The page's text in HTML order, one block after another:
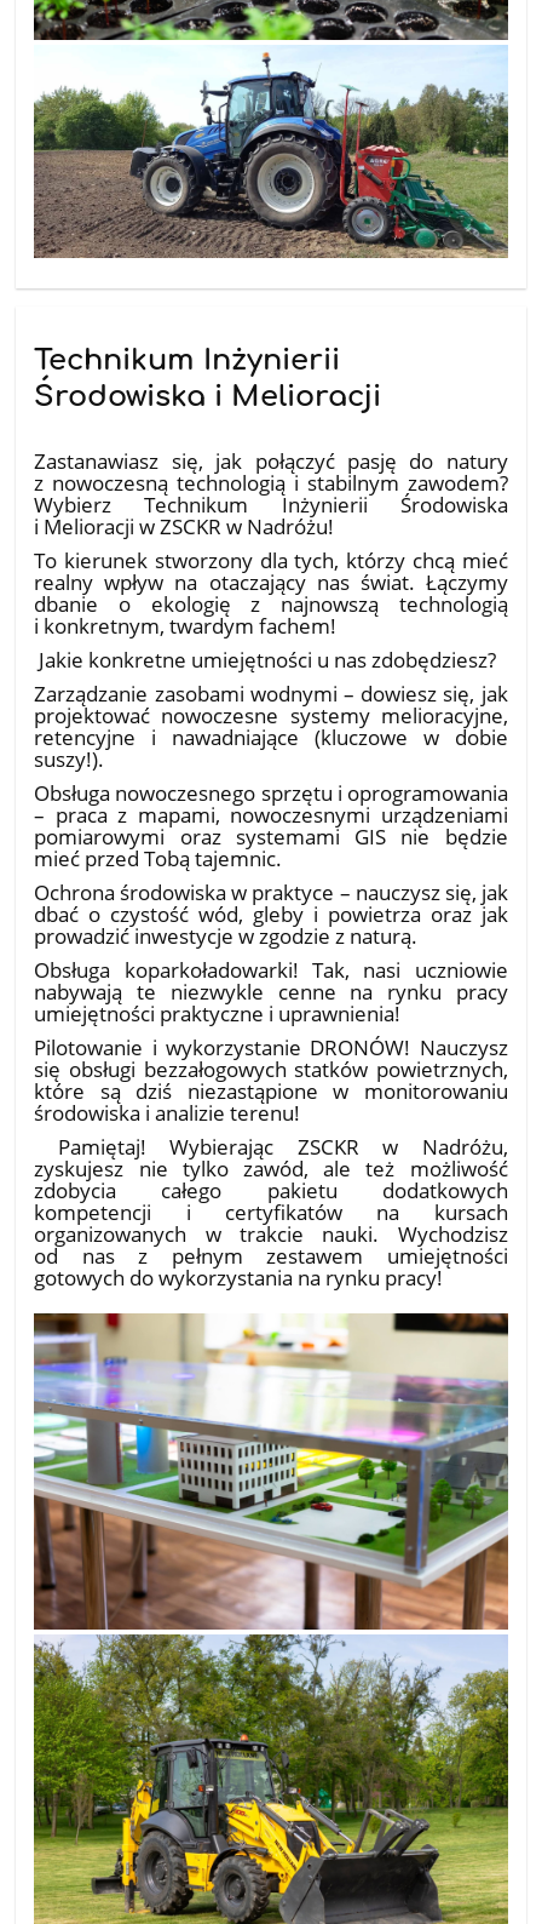
Technikum Inżynierii
Środowiska i Melioracji
Zastanawiasz się, jak połączyć pasję do natury
z nowoczesną technologią i stabilnym zawodem?
Wybierz Technikum Inżynierii Środowiska
i Melioracji w ZSCKR w Nadróżu!
​To kierunek stworzony dla tych, którzy chcą mieć
realny wpływ na otaczający nas świat. Łączymy
dbanie o ekologię z najnowszą technologią
i konkretnym, twardym fachem!
​ Jakie konkretne umiejętności u nas zdobędziesz?
​Zarządzanie zasobami wodnymi – dowiesz się, jak
projektować nowoczesne systemy melioracyjne,
retencyjne i nawadniające (kluczowe w dobie
suszy!).
​Obsługa nowoczesnego sprzętu i oprogramowania
– praca z mapami, nowoczesnymi urządzeniami
pomiarowymi oraz systemami GIS nie będzie
mieć przed Tobą tajemnic.
​Ochrona środowiska w praktyce – nauczysz się, jak
dbać o czystość wód, gleby i powietrza oraz jak
prowadzić inwestycje w zgodzie z naturą.
Obsługa koparkoładowarki! Tak, nasi uczniowie
nabywają te niezwykle cenne na rynku pracy
umiejętności praktyczne i uprawnienia!
Pilotowanie i wykorzystanie DRONÓW! Nauczysz
się obsługi bezzałogowych statków powietrznych,
które są dziś niezastąpione w monitorowaniu
środowiska i analizie terenu!
​ Pamiętaj! Wybierając ZSCKR w Nadróżu,
zyskujesz nie tylko zawód, ale też możliwość
zdobycia całego pakietu dodatkowych
kompetencji i certyfikatów na kursach
organizowanych w trakcie nauki. Wychodzisz
od nas z pełnym zestawem umiejętności
gotowych do wykorzystania na rynku pracy!